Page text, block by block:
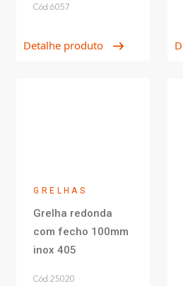
Cód:6057
Detalhe produto
GRELHAS
Grelha redonda
com fecho 100mm
inox 405
Cód:25020